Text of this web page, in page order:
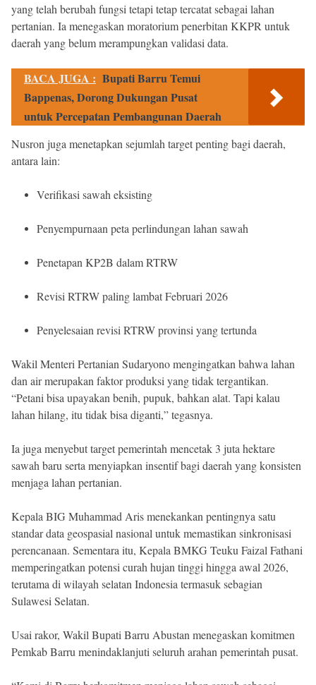
yang telah berubah fungsi tetapi tetap tercatat sebagai lahan
pertanian. Ia menegaskan moratorium penerbitan KKPR untuk
daerah yang belum merampungkan validasi data.
BACA JUGA : Bupati Barru Temui
Bappenas, Dorong Dukungan Pusat
untuk Percepatan Pembangunan Daerah
Nusron juga menetapkan sejumlah target penting bagi daerah,
antara lain:
Verifikasi sawah eksisting
Penyempurnaan peta perlindungan lahan sawah
Penetapan KP2B dalam RTRW
Revisi RTRW paling lambat Februari 2026
Penyelesaian revisi RTRW provinsi yang tertunda
Wakil Menteri Pertanian Sudaryono mengingatkan bahwa lahan
dan air merupakan faktor produksi yang tidak tergantikan.
“Petani bisa upayakan benih, pupuk, bahkan alat. Tapi kalau
lahan hilang, itu tidak bisa diganti,” tegasnya.
Ia juga menyebut target pemerintah mencetak 3 juta hektare
sawah baru serta menyiapkan insentif bagi daerah yang konsisten
menjaga lahan pertanian.
Kepala BIG Muhammad Aris menekankan pentingnya satu
standar data geospasial nasional untuk memastikan sinkronisasi
perencanaan. Sementara itu, Kepala BMKG Teuku Faizal Fathani
memperingatkan potensi curah hujan tinggi hingga awal 2026,
terutama di wilayah selatan Indonesia termasuk sebagian
Sulawesi Selatan.
Usai rakor, Wakil Bupati Barru Abustan menegaskan komitmen
Pemkab Barru menindaklanjuti seluruh arahan pemerintah pusat.